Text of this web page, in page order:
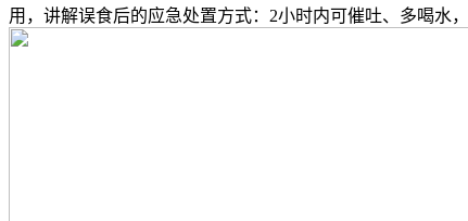
用，讲解误食后的应急处置方式：2小时内可催吐、多喝水